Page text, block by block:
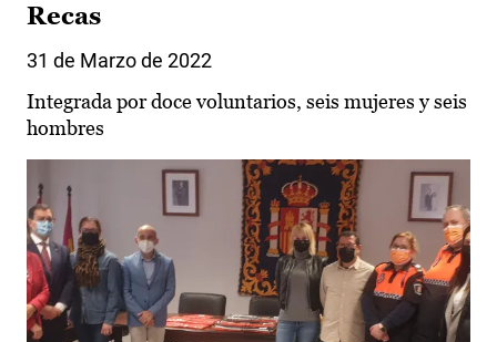
Recas
31 de Marzo de 2022
Integrada por doce voluntarios, seis mujeres y seis
hombres